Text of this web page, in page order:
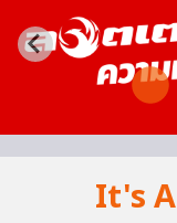
It's